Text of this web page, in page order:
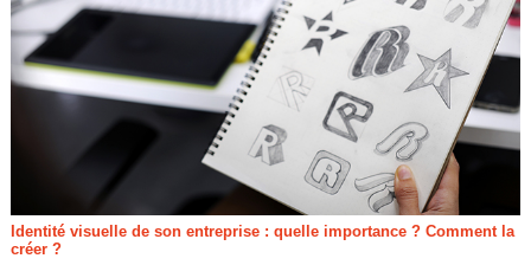
Identité visuelle de son entreprise : quelle importance ? Comment la
créer ?